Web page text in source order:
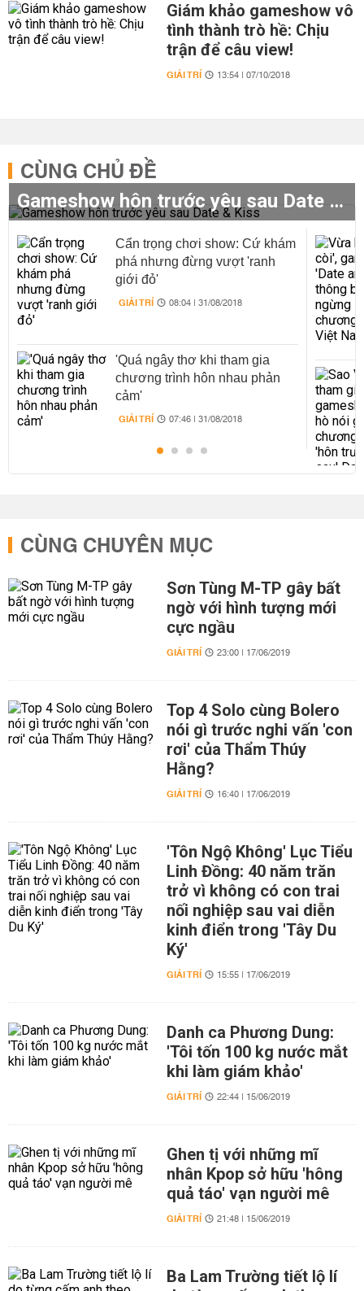
Giám khảo gameshow vô
tình thành trò hề: Chịu
trận để câu view!
GIẢI TRÍ 13:54 | 07/10/2018
CÙNG CHỦ ĐỀ
Gameshow hôn trước yêu sau Date & Kiss
Cẩn trọng chơi show: Cứ khám
phá nhưng đừng vượt 'ranh
giới đỏ'
GIẢI TRÍ 08:04 | 31/08/2018
'Quá ngây thơ khi tham gia
chương trình hôn nhau phản
cảm'
GIẢI TRÍ 07:46 | 31/08/2018
CÙNG CHUYÊN MỤC
Sơn Tùng M-TP gây bất
ngờ với hình tượng mới
cực ngầu
GIẢI TRÍ 23:00 | 17/06/2019
Top 4 Solo cùng Bolero
nói gì trước nghi vấn 'con
rơi' của Thẩm Thúy
Hằng?
GIẢI TRÍ 16:40 | 17/06/2019
'Tôn Ngộ Không' Lục Tiểu
Linh Đồng: 40 năm trăn
trở vì không có con trai
nối nghiệp sau vai diễn
kinh điển trong 'Tây Du
Ký'
GIẢI TRÍ 15:55 | 17/06/2019
Danh ca Phương Dung:
'Tôi tốn 100 kg nước mắt
khi làm giám khảo'
GIẢI TRÍ 22:44 | 15/06/2019
Ghen tị với những mĩ
nhân Kpop sở hữu 'hông
quả táo' vạn người mê
GIẢI TRÍ 21:48 | 15/06/2019
Ba Lam Trường tiết lộ lí